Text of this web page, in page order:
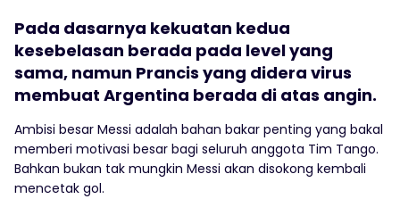
Pada dasarnya kekuatan kedua
kesebelasan berada pada level yang
sama, namun Prancis yang didera virus
membuat Argentina berada di atas angin.
Ambisi besar Messi adalah bahan bakar penting yang bakal
memberi motivasi besar bagi seluruh anggota Tim Tango.
Bahkan bukan tak mungkin Messi akan disokong kembali
mencetak gol.